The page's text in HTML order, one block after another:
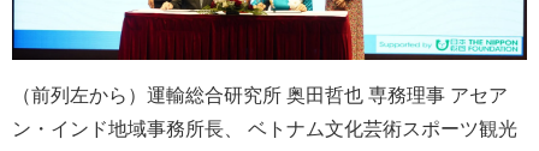
（前列左から）運輸総合研究所 奥田哲也 専務理事 アセア
ン・インド地域事務所長、 ベトナム文化芸術スポーツ観光